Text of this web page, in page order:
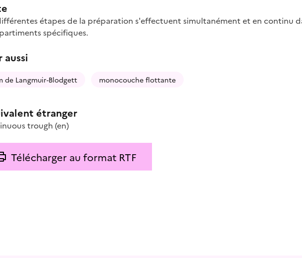
étapes de la préparation s'effectuent simultanément et en continu
spécifiques.
aussi
de Langmuir-Blodgett monocouche flottante
étranger
trough (en)
Télécharger au format RTF